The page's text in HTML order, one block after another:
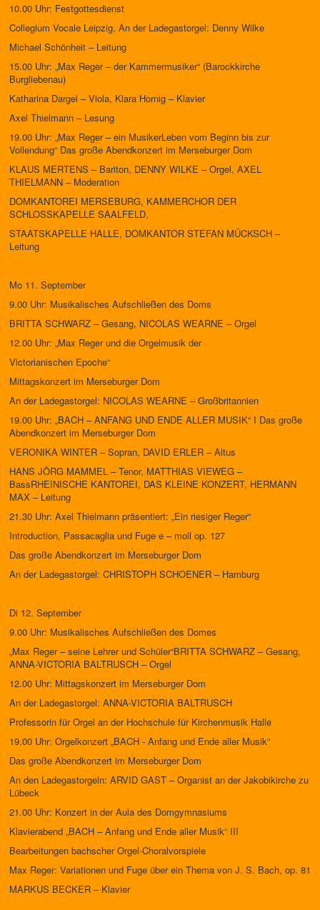
10.00 Uhr: Festgottesdienst
Collegium Vocale Leipzig, An der Ladegastorgel: Denny Wilke
Michael Schönheit – Leitung
15.00 Uhr: „Max Reger – der Kammermusiker“ (Barockkirche
Burgliebenau)
Katharina Dargel – Viola, Klara Hornig – Klavier
Axel Thielmann – Lesung
19.00 Uhr: „Max Reger – ein MusikerLeben vom Beginn bis zur
Vollendung“ Das große Abendkonzert im Merseburger Dom
KLAUS MERTENS – Bariton, DENNY WILKE – Orgel, AXEL
THIELMANN – Moderation
DOMKANTOREI MERSEBURG, KAMMERCHOR DER
SCHLOSSKAPELLE SAALFELD,
STAATSKAPELLE HALLE, DOMKANTOR STEFAN MÜCKSCH –
Leitung
Mo 11. September
9.00 Uhr: Musikalisches Aufschließen des Doms
BRITTA SCHWARZ – Gesang, NICOLAS WEARNE – Orgel
12.00 Uhr: „Max Reger und die Orgelmusik der
Victorianischen Epoche“
Mittagskonzert im Merseburger Dom
An der Ladegastorgel: NICOLAS WEARNE – Großbritannien
19.00 Uhr: „BACH – ANFANG UND ENDE ALLER MUSIK“ I Das große
Abendkonzert im Merseburger Dom
VERONIKA WINTER – Sopran, DAVID ERLER – Altus
HANS JÖRG MAMMEL – Tenor, MATTHIAS VIEWEG –
BassRHEINISCHE KANTOREI, DAS KLEINE KONZERT, HERMANN
MAX – Leitung
21.30 Uhr: Axel Thielmann präsentiert: „Ein riesiger Reger“
Introduction, Passacaglia und Fuge e – moll op. 127
Das große Abendkonzert im Merseburger Dom
An der Ladegastorgel: CHRISTOPH SCHOENER – Hamburg
Di 12. September
9.00 Uhr: Musikalisches Aufschließen des Domes
„Max Reger – seine Lehrer und Schüler“BRITTA SCHWARZ – Gesang,
ANNA-VICTORIA BALTRUSCH – Orgel
12.00 Uhr: Mittagskonzert im Merseburger Dom
An der Ladegastorgel: ANNA-VICTORIA BALTRUSCH
Professorin für Orgel an der Hochschule für Kirchenmusik Halle
19.00 Uhr: Orgelkonzert „BACH - Anfang und Ende aller Musik“
Das große Abendkonzert im Merseburger Dom
An den Ladegastorgeln: ARVID GAST – Organist an der Jakobikirche zu
Lübeck
21.00 Uhr: Konzert in der Aula des Domgymnasiums
Klavierabend „BACH – Anfang und Ende aller Musik“ III
Bearbeitungen bachscher Orgel-Choralvorspiele
Max Reger: Variationen und Fuge über ein Thema von J. S. Bach, op. 81
MARKUS BECKER – Klavier